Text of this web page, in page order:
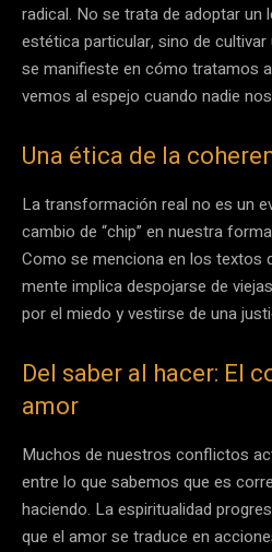
radical. No se trata de adoptar un
estética particular, sino de
se manifieste en cómo tratamos
vemos al espejo cuando nadie
Una ética de la
La transformación real no es un
cambio de “chip” en nuestra
Como se menciona en los textos
mente implica despojarse de
por el miedo y vestirse de una
Del saber al hacer: El
amor
Muchos de nuestros conflictos
entre lo que sabemos que es
haciendo. La espiritualidad
que el amor se traduce en